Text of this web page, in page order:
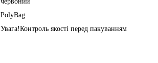
PolyBag
Увага!Контроль якості перед пакуванням